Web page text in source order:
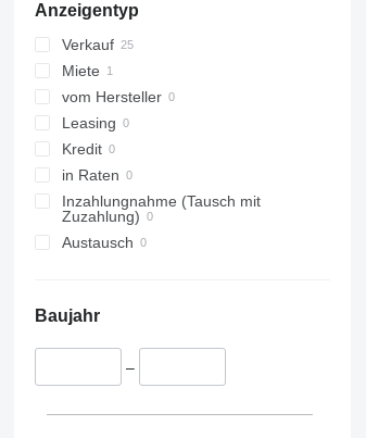
Anzeigentyp
Verkauf
Miete
vom Hersteller
Leasing
Kredit
in Raten
Inzahlungnahme (Tausch mit
Zuzahlung)
Austausch
Baujahr
–